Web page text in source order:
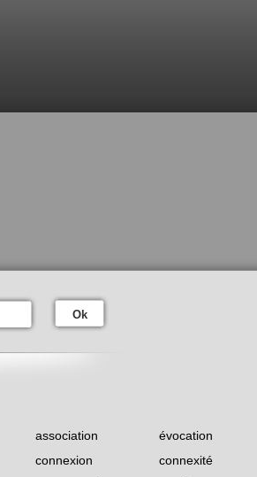
Ok
association
évocation
connexion
connexité